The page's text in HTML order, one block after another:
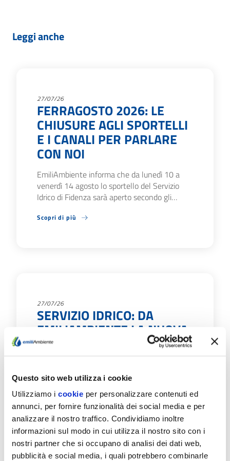
Questo sito web utilizza i cookie
Utilizziamo i cookie per personalizzare contenuti ed
annunci, per fornire funzionalità dei social media e per
analizzare il nostro traffico. Condividiamo inoltre
informazioni sul modo in cui utilizza il nostro sito con i
nostri partner che si occupano di analisi dei dati web,
pubblicità e social media, i quali potrebbero combinarle
Leggi anche
27/07/26
FERRAGOSTO 2026: LE
CHIUSURE AGLI SPORTELLI
E I CANALI PER PARLARE
CON NOI
EmiliAmbiente informa che da lunedì 10 a
venerdì 14 agosto lo sportello del Servizio
Idrico di Fidenza sarà aperto secondo gli…
Scopri di più
27/07/26
SERVIZIO IDRICO: DA
EMILIAMBIENTE LA NUOVA
GUIDA PER I CITTADINI
al Servizio”: uno strumento pratico ideato per
Scopri di più